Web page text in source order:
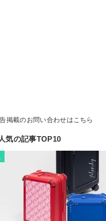
掲載のお問い合わせはこちら
気の記事TOP10